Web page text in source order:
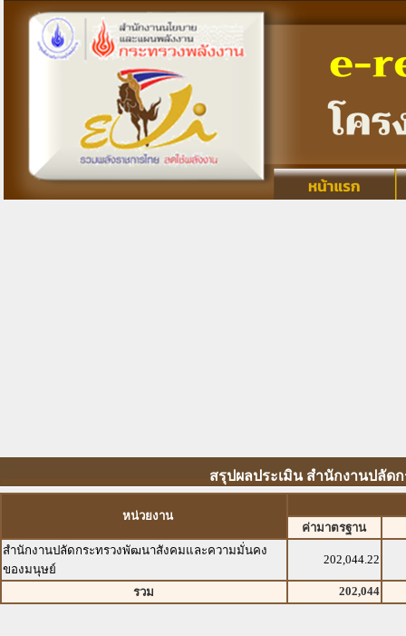
สรุปผลประเมิน สำนักงานปลัด
หน่วยงาน
ค่ามาตรฐาน
สำนักงานปลัดกระทรวงพัฒนาสังคมและความมั่นคง
ของมนุษย์
202,044.22
รวม 202,044